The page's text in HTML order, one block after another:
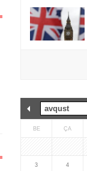
BE ÇA
3 4